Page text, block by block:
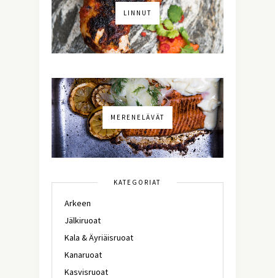
LINNUT
MERENELÄVÄT
KATEGORIAT
Arkeen
Jälkiruoat
Kala & Äyriäisruoat
Kanaruoat
Kasvisruoat